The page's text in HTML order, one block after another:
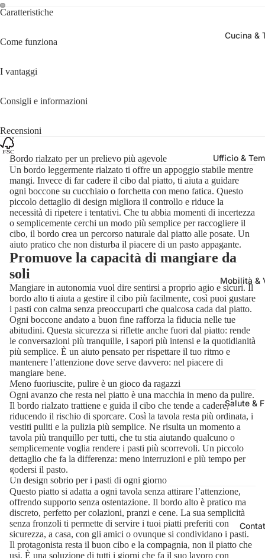
Cucina &
Ufficio &
Mobilità &
Salute &
Caratteristiche
Come funziona
I vantaggi
Consigli e informazioni
Recensioni
Bordo rialzato per un prelievo più agevole
Un bordo leggermente rialzato ti offre un appoggio stabile mentre
mangi. Invece di far cadere il cibo dal piatto, ti aiuta a guidare
ogni boccone su cucchiaio o forchetta con meno fatica. Questo
piccolo dettaglio di design migliora il controllo e riduce la
necessità di ripetere i tentativi. Che tu abbia momenti di incertezza
o semplicemente cerchi un modo più semplice per raccogliere il
cibo, il bordo crea un percorso naturale dal piatto alle posate. Un
aiuto pratico che non disturba il piacere di un pasto appagante.
Promuove la capacità di mangiare da
soli
Mangiare in autonomia vuol dire sentirsi a proprio agio e sicuri. Il
bordo alto ti aiuta a gestire il cibo più facilmente, così puoi gustare
i pasti con calma senza preoccuparti che qualcosa cada dal piatto.
Ogni boccone andato a buon fine rafforza la fiducia nelle tue
abitudini. Questa sicurezza si riflette anche fuori dal piatto: rende
le conversazioni più tranquille, i sapori più intensi e la quotidianità
più semplice. È un aiuto pensato per rispettare il tuo ritmo e
mantenere l’attenzione dove serve davvero: nel piacere di
mangiare bene.
Meno fuoriuscite, pulire è un gioco da ragazzi
Ogni avanzo che resta nel piatto è una macchia in meno da pulire.
Il bordo rialzato trattiene e guida il cibo che tende a cadere,
riducendo il rischio di sporcare. Così la tavola resta più ordinata, i
vestiti puliti e la pulizia più semplice. Ne risulta un momento a
tavola più tranquillo per tutti, che tu stia aiutando qualcuno o
semplicemente voglia rendere i pasti più scorrevoli. Un piccolo
dettaglio che fa la differenza: meno interruzioni e più tempo per
godersi il pasto.
Un design sobrio per i pasti di ogni giorno
Questo piatto si adatta a ogni tavola senza attirare l’attenzione,
offrendo supporto senza ostentazione. Il bordo alto è pratico ma
discreto, perfetto per colazioni, pranzi e cene. La sua semplicità
senza fronzoli ti permette di servire i tuoi piatti preferiti con
sicurezza, a casa, con gli amici o ovunque si condividano i pasti.
Il protagonista resta il buon cibo e la compagnia, non il piatto che
usi. È una soluzione di tutti i giorni che fa il suo lavoro con